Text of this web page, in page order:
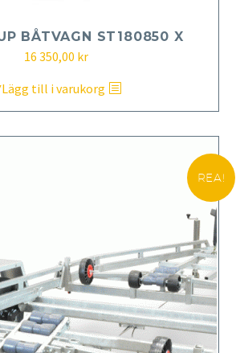
BÅTVAGN ST180850 X
16 350,00 kr
Lägg till i varukorg
REA!